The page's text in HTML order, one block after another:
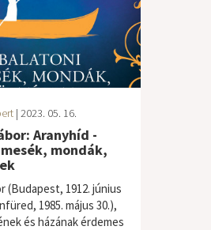
| 2023. 05. 16.
Aranyhíd -
mondák,
(Budapest, 1912. június
1985. május 30.),
és házának érdemes